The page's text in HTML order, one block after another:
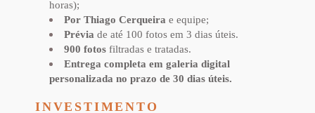
horas);
Por Thiago Cerqueirae equipe;
Préviade até 100 fotos em 3 dias úteis.
900 fotosfiltradas e tratadas.
Entrega completa em galeria digital
personalizada no prazo de 30 dias úteis.
INVESTIMENTO